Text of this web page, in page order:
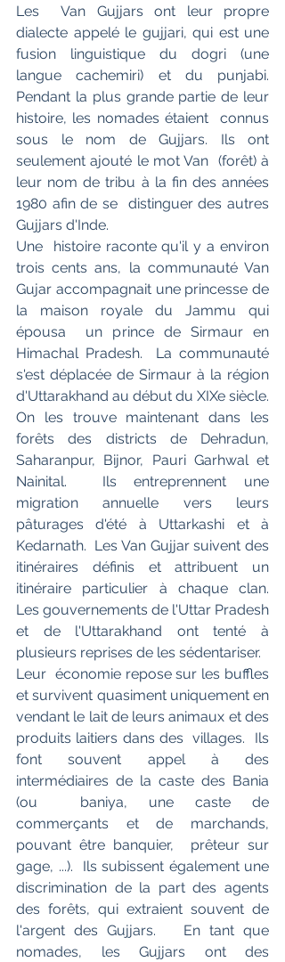
Les  Van Gujjars ont leur propre
dialecte appelé le gujjari, qui est une
fusion linguistique du dogri (une
langue cachemiri) et du punjabi.
Pendant la plus grande partie de leur
histoire, les nomades étaient  connus
sous le nom de Gujjars. Ils ont
seulement ajouté le mot Van  (forêt) à
leur nom de tribu à la fin des années
1980 afin de se  distinguer des autres
Gujjars d'Inde.
Une  histoire raconte qu'il y a environ
trois cents ans, la communauté Van
Gujar accompagnait une princesse de
la maison royale du Jammu qui
épousa  un prince de Sirmaur en
Himachal Pradesh.  La communauté
s'est déplacée de Sirmaur à la région
d'Uttarakhand au début du XIXe siècle.
On les trouve maintenant dans les
forêts des districts de Dehradun,
Saharanpur, Bijnor, Pauri Garhwal et
Nainital.  Ils entreprennent une
migration annuelle vers leurs
pâturages d'été à Uttarkashi et à
Kedarnath.  Les Van Gujjar suivent des
itinéraires définis et attribuent un
itinéraire particulier à chaque clan.
Les gouvernements de l'Uttar Pradesh
et de l'Uttarakhand ont tenté à
plusieurs reprises de les sédentariser.
Leur  économie repose sur les buffles
et survivent quasiment uniquement en
vendant le lait de leurs animaux et des
produits laitiers dans des  villages.  Ils
font souvent appel à des
intermédiaires de la caste des Bania
(ou  baniya, une caste de
commerçants et de marchands,
pouvant être banquier,  prêteur sur
gage, ...).  Ils subissent également une
discrimination de la part des agents
des forêts, qui extraient souvent de
l'argent des Gujjars.   En tant que
nomades, les Gujjars ont des